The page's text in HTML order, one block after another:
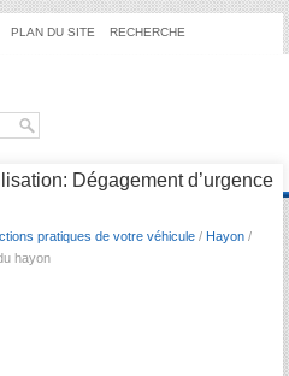
PLAN DU SITE RECHERCHE
Dégagement d’urgence
pratiques de votre véhicule / Hayon /
hayon